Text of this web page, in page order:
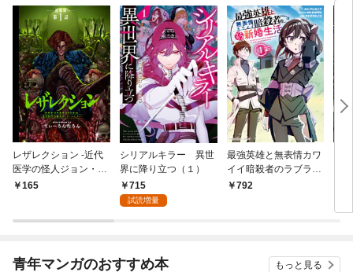
レザレクション -近代
医学の怪人ジョン・ハ
ンター- 連載版 第1話
165
シリアルキラー 異世
界に降り立つ（１）
715
試読増量
最強英雄と無表情カワ
イイ暗殺者のラブラブ
新婚生活 １巻
792
青年マンガのおすすめ本 もっと見る